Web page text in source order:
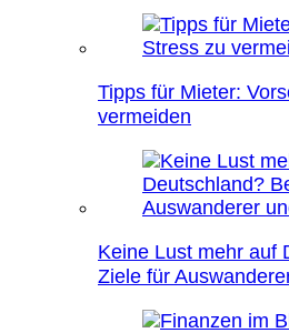
Tipps für Mieter:
vermeiden
Keine Lust mehr auf
Ziele für